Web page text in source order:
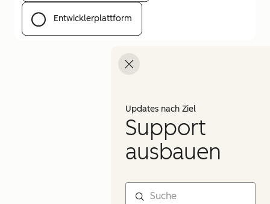
Menü öffnen
Entwicklerplattform
Updates nach Ziel
Support
ausbauen